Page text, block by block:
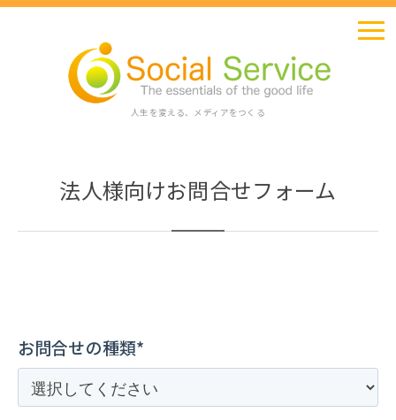
人生を変える、メディアをつくる
法人様向けお問合せフォーム
お問合せの種類*